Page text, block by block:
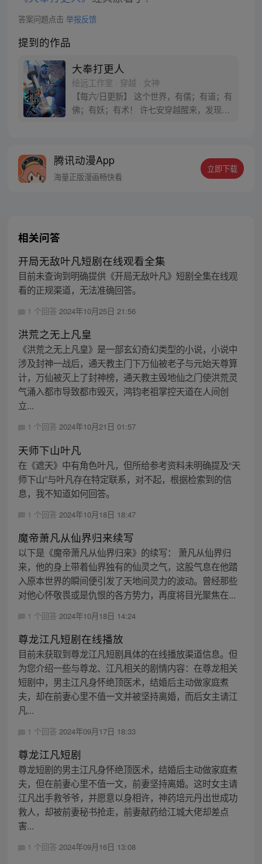
答案问题点击 举报反馈
提到的作品
大奉打更人
绘远工作室 · 穿越 · 女神
【每六/日更新】 这个世界，有儒；有道；有
佛；有妖；有术！ 许七安穿越醒来，发现自
者卖报小郎君同名小说 QQ群号：
799493374
腾讯动漫App
海量正版漫画畅快看
立即下载
相关问答
开局无敌叶凡短剧在线观看全集
目前未查询到明确提供《开局无敌叶凡》短剧全集在线观
看的正规渠道，无法准确回答。
1 个回答 2024年10月25日 21:56
洪荒之无上凡皇
《洪荒之无上凡皇》是一部玄幻奇幻类型的小说，小说中
涉及封神一战后，通天教主门下万仙被老子与元始天尊算
计，万仙被灭上了封神榜，通天教主毁地仙之门使洪荒灵
气涌入都市导致都市毁灭，鸿钧老祖掌控天道在人间创
立...
1 个回答 2024年10月21日 01:57
天师下山叶凡
在《遮天》中有角色叶凡，但所给参考资料未明确提及“天
师下山”与叶凡存在特定联系，对不起，根据检索到的信
息，我不知道如何回答。
1 个回答 2024年10月18日 18:47
魔帝萧凡从仙界归来续写
以下是《魔帝萧凡从仙界归来》的续写： 萧凡从仙界归
来，他的身上带着仙界独有的仙灵之气，这股气息在他踏
入原本世界的瞬间便引发了天地间灵力的波动。曾经那些
对他心怀敬畏或是仇恨的各方势力，再度将目光聚焦在...
1 个回答 2024年10月18日 14:24
尊龙江凡短剧在线播放
目前未获取到尊龙江凡短剧具体的在线播放渠道信息。但
为您介绍一些与尊龙、江凡相关的剧情内容：在尊龙相关
短剧中，男主江凡身怀绝顶医术，结婚后主动做家庭煮
夫，却在前妻心里不值一文并被坚持离婚，而后女主请江
凡...
1 个回答 2024年09月17日 18:33
尊龙江凡短剧
尊龙短剧的男主江凡身怀绝顶医术，结婚后主动做家庭煮
夫，但在前妻心里不值一文，前妻坚持离婚。这时女主请
江凡出手救爷爷，并愿意以身相许，神药培元丹出世成功
救人，却被前妻秘书抢走，前妻献药给江城大佬却差点
害...
1 个回答 2024年09月16日 13:08